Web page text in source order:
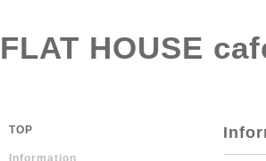
FLAT HOUSE
TOP
Information